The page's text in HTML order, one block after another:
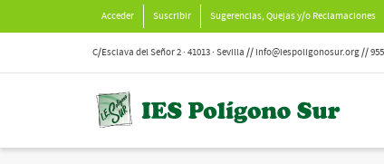
Acceder Suscribir Sugerencias, Quejas y/o Reclamaciones
C/Esclava del Señor 2 · 41013 · Sevilla // info@iespoligonosur.org // 955